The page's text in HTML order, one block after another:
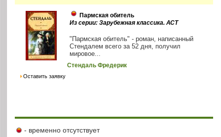
Пармская обитель
Из серии: Зарубежная классика. АСТ
"Пармская обитель" - роман, написанный
Стендалем всего за 52 дня, получил
мировое...
Стендаль Фредерик
Оставить заявку
- временно отсутствует